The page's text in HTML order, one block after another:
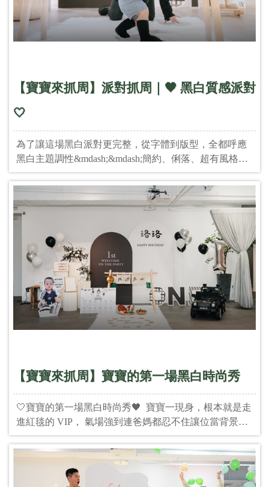
&nbsp; 📍 地點 台北遠東香格里拉 𝐁𝟏 怡東園 (台北市大
安區敦化南路二段 𝟐𝟎𝟏 號) &nbsp; 👨&zwj;👩&zwj;👧
&zwj;👦 報名資格 新手爸爸 &amp; 新手媽媽 &amp; 𝟔 個
系) &nbsp; 👜 攜帶物品 寶寶揹帶或揹巾 【活動流程】
𝐓𝐖𝐎 𝐢𝐧 𝐎𝐍𝐄 保留隨時修改、變更、暫停或終止本活動
內容之權利。 &nbsp; 點我,請填寫報名表
https://reurl.cc/Nx94on &nbsp;
【寶寶來抓周】派對抓周｜🖤 黑白質感派對
🤍
為了讓這場黑白派對更完整，從字體到版型，全都呼應
黑白主題調性&mdash;&mdash;簡約、俐落、超有風格。
不只是佈置「看起來」好看，而是整場派對從出場動
線、抓周區設計、拍照角度，到每個道具的搭配，都經
過我們團隊的細心規劃與反覆推敲。 每一個環節都為了
襯托主角&mdash;&mdash;你們的寶寶，讓他像走上人生
第一個紅毯舞台。✨ 📸 拍出來的照片不是剛好漂亮，而
是從設計開始就為「紀念意義」而準備。黑與白的配
色，越簡單，越考驗細節；越極簡，越凸顯用心。這不
只是抓周派對，是寶寶人生裡，第一場有風格、有意義
的時尚盛典。 🎈有想幫寶寶辦一場什麼風格的抓周派對
嗎？ 交給 @2in1_party，你只需要期待當天的感動，我
們會把整場派對打理得讓你完全放心。✨
【寶寶來抓周】寶寶的第一場黑白時尚秀
🤍寶寶的第一場黑白時尚秀🖤 寶寶一現身，根本就是走
進紅毯的 VIP， 氣場強到連爸媽都忍不住讓位當背景板
😎 每一張照片都像時尚大片🎞️ ✨ 為什麼這場黑白抓周
派對，與眾不同？ 🖤 黑白色調看似簡單，卻更顯質感
與細節 🤍 沒有誇張裝飾，只有純粹的氣場與極致用心
這不只是顏色的選擇，而是我們對「儀式感」與「獨特